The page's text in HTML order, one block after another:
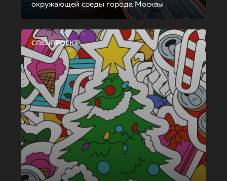
окружающей среды города Москвы
СПЕЦПРОЕКТ